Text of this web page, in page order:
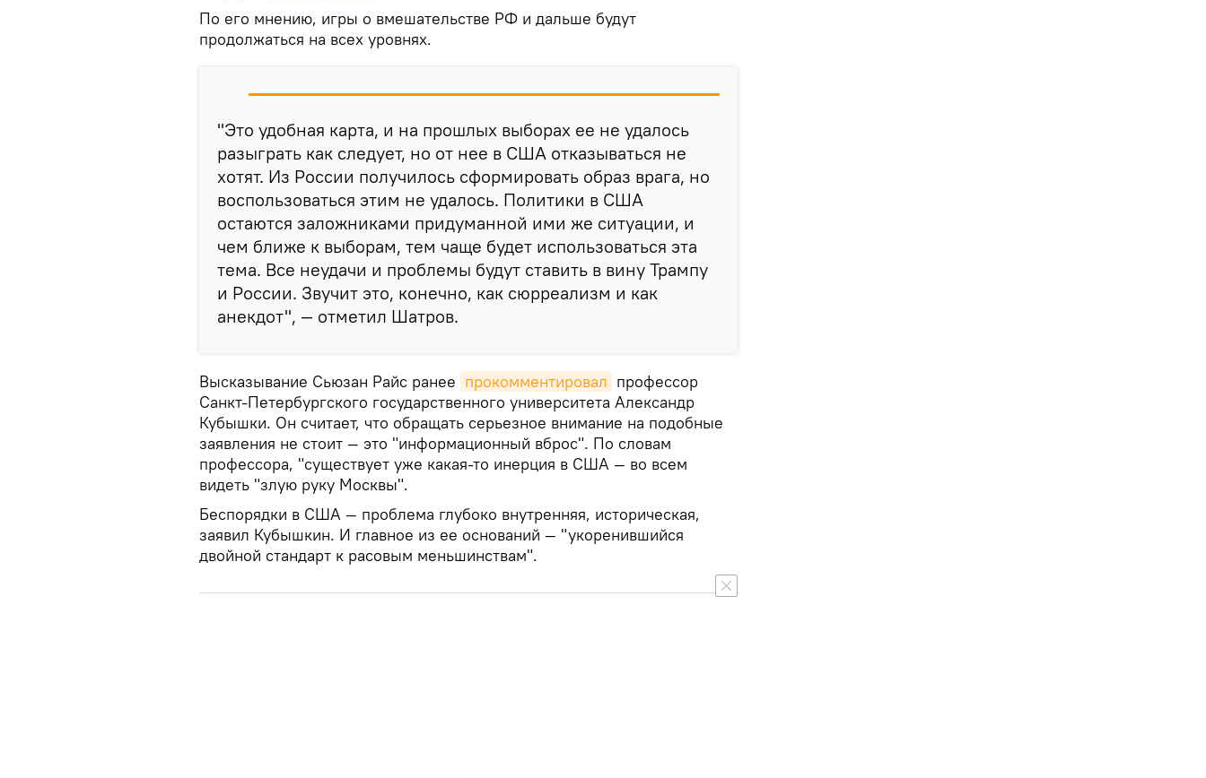
По его мнению, игры о вмешательстве РФ и дальше будут
продолжаться на всех уровнях.
"Это удобная карта, и на прошлых выборах ее не удалось
разыграть как следует, но от нее в США отказываться не
хотят. Из России получилось сформировать образ врага, но
воспользоваться этим не удалось. Политики в США
остаются заложниками придуманной ими же ситуации, и
чем ближе к выборам, тем чаще будет использоваться эта
тема. Все неудачи и проблемы будут ставить в вину Трампу
и России. Звучит это, конечно, как сюрреализм и как
анекдот", — отметил Шатров.
Высказывание Сьюзан Райс ранее прокомментировал профессор
Санкт-Петербургского государственного университета Александр
Кубышки. Он считает, что обращать серьезное внимание на подобные
заявления не стоит — это "информационный вброс". По словам
профессора, "существует уже какая-то инерция в США — во всем
видеть "злую руку Москвы".
Беспорядки в США — проблема глубоко внутренняя, историческая,
заявил Кубышкин. И главное из ее оснований — "укоренившийся
двойной стандарт к расовым меньшинствам".